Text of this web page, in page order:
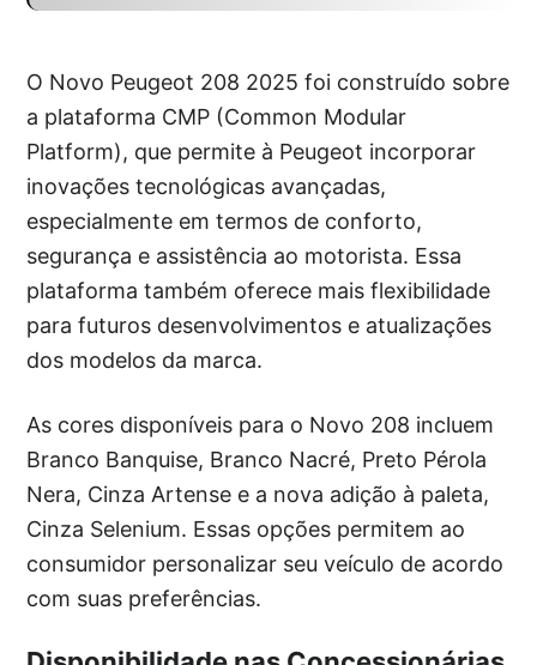
O Novo Peugeot 208 2025 foi construído sobre
a plataforma CMP (Common Modular
Platform), que permite à Peugeot incorporar
inovações tecnológicas avançadas,
especialmente em termos de conforto,
segurança e assistência ao motorista. Essa
plataforma também oferece mais flexibilidade
para futuros desenvolvimentos e atualizações
dos modelos da marca.
As cores disponíveis para o Novo 208 incluem
Branco Banquise, Branco Nacré, Preto Pérola
Nera, Cinza Artense e a nova adição à paleta,
Cinza Selenium. Essas opções permitem ao
consumidor personalizar seu veículo de acordo
com suas preferências.